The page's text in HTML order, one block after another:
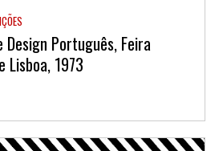
Design Português, Feira
Lisboa, 1973